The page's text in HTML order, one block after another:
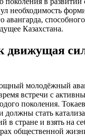
необходимость
способного
Казахстана.
движущая
молодёжный
встречи с
поколения.
стать
в стране и взять на
общественной